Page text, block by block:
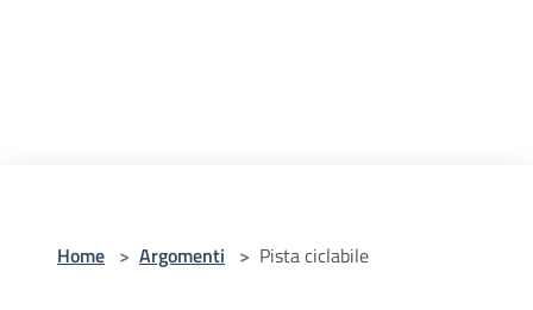
Home > Argomenti > Pista ciclabile